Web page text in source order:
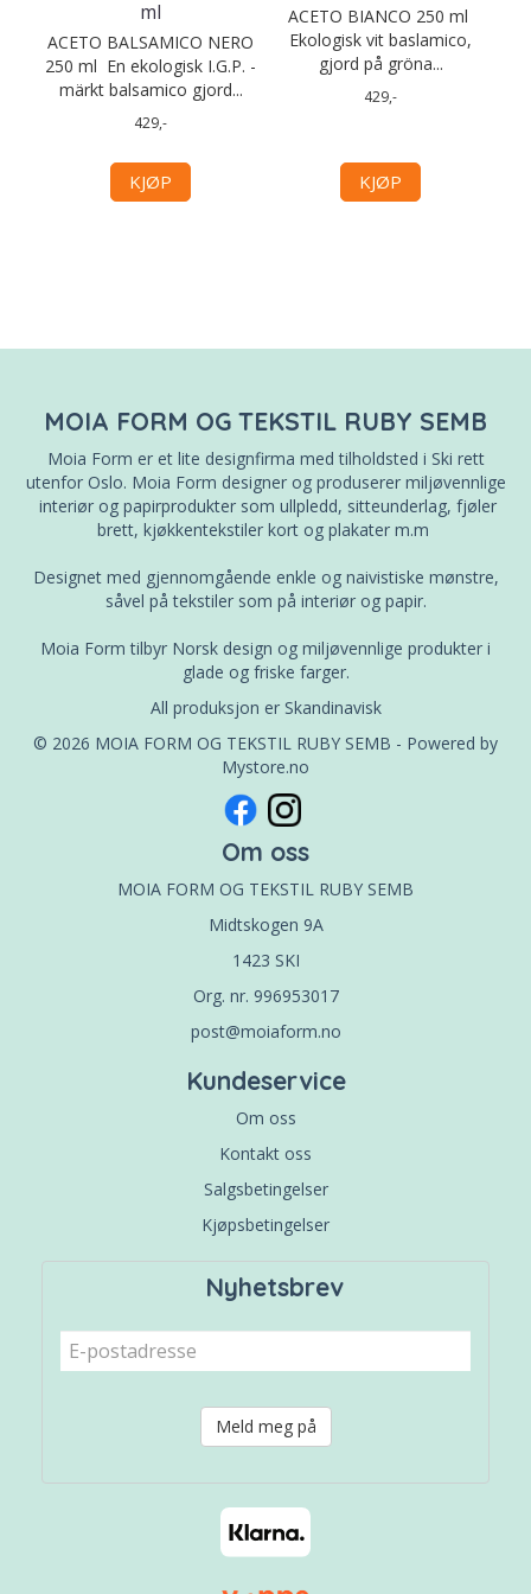
ml
ACETO BALSAMICO NERO
250 ml En ekologisk I.G.P. -
märkt balsamico gjord...
429,-
KJØP
ACETO BIANCO 250 ml
Ekologisk vit baslamico,
gjord på gröna...
429,-
KJØP
MOIA FORM OG TEKSTIL RUBY SEMB
Moia Form er et lite designfirma med tilholdsted i Ski rett
utenfor Oslo. Moia Form designer og produserer miljøvennlige
interiør og papirprodukter som ullpledd, sitteunderlag, fjøler
brett, kjøkkentekstiler kort og plakater m.m
Designet med gjennomgående enkle og naivistiske mønstre,
såvel på tekstiler som på interiør og papir.
Moia Form tilbyr Norsk design og miljøvennlige produkter i
glade og friske farger.
All produksjon er Skandinavisk
© 2026 MOIA FORM OG TEKSTIL RUBY SEMB - Powered by
Mystore.no
Om oss
MOIA FORM OG TEKSTIL RUBY SEMB
Midtskogen 9A
1423 SKI
Org. nr. 996953017
post@moiaform.no
Kundeservice
Om oss
Kontakt oss
Salgsbetingelser
Kjøpsbetingelser
Nyhetsbrev
Meld meg på